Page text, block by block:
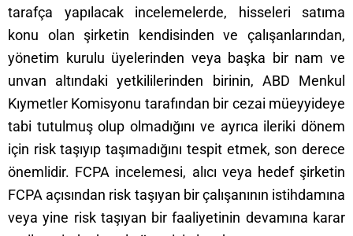
tarafça yapılacak incelemelerde, hisseleri satıma
konu olan şirketin kendisinden ve çalışanlarından,
yönetim kurulu üyelerinden veya başka bir nam ve
unvan altındaki yetkililerinden birinin, ABD Menkul
Kıymetler Komisyonu tarafından bir cezai müeyyideye
tabi tutulmuş olup olmadığını ve ayrıca ileriki dönem
için risk taşıyıp taşımadığını tespit etmek, son derece
önemlidir. FCPA incelemesi, alıcı veya hedef şirketin
FCPA açısından risk taşıyan bir çalışanının istihdamına
veya yine risk taşıyan bir faaliyetinin devamına karar